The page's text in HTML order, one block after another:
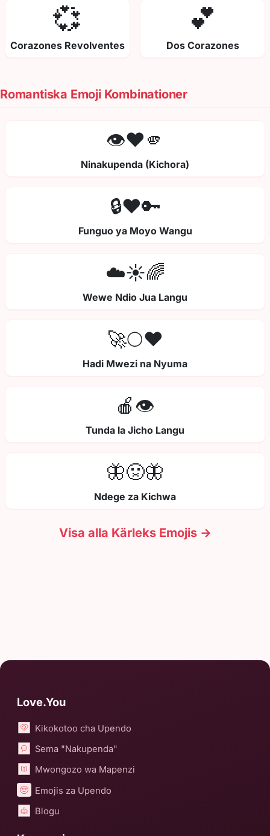
💞
Corazones Revolventes
💕
Dos Corazones
Romantiska Emoji Kombinationer
👁️❤️🫵
Ninakupenda (Kichora)
🔒❤️🔑
Funguo ya Moyo Wangu
☁️☀️🌈
Wewe Ndio Jua Langu
🚀🌕❤️
Hadi Mwezi na Nyuma
🍎👁️
Tunda la Jicho Langu
🦋🤢🦋
Ndege za Kichwa
Visa alla Kärleks Emojis →
Love.You
Kikokotoo cha Upendo
Sema "Nakupenda"
Mwongozo wa Mapenzi
Emojis za Upendo
Blogu